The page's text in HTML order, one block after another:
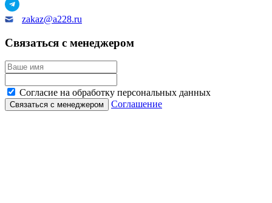
zakaz@a228.ru
Связаться с менеджером
Согласие на обработку персональных данных
Соглашение